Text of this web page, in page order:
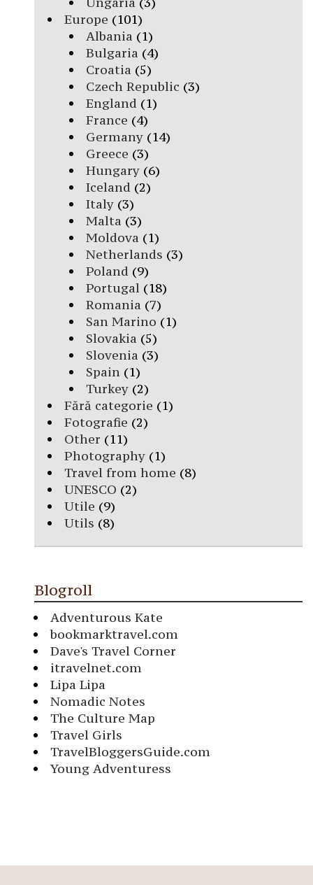
Europe (101)
Albania (1)
Bulgaria (4)
Croatia (5)
Czech Republic (3)
England (1)
France (4)
Germany(14)
Greece (3)
Hungary(6)
Iceland (2)
Italy(3)
Malta (3)
Moldova (1)
Netherlands (3)
Poland (9)
Portugal(18)
Romania (7)
San Marino (1)
Slovakia (5)
Slovenia (3)
Spain(1)
Turkey(2)
Fără categorie (1)
Fotografie (2)
Other (11)
Photography (1)
Travel from home (8)
UNESCO (2)
Utile (9)
Utils (8)
Blogroll
Adventurous Kate
bookmarktravel.com
Dave's Travel Corner
itravelnet.com
Lipa Lipa
Nomadic Notes
The Culture Map
Travel Girls
TravelBloggersGuide.com
Young Adventuress